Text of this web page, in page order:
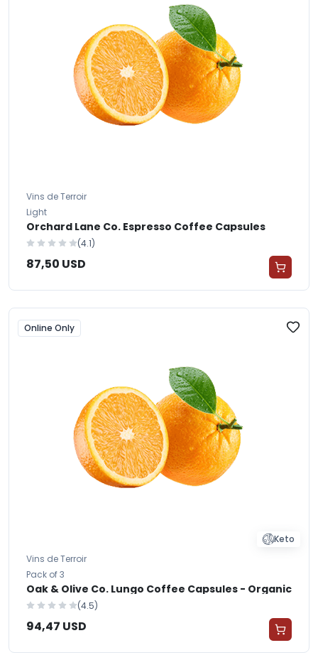
Vins de Terroir
Light
Orchard Lane Co. Espresso Coffee Capsules
(4.1)
87,50 USD
Online Only
Keto
Vins de Terroir
Pack of 3
Oak & Olive Co. Lungo Coffee Capsules - Organic
(4.5)
94,47 USD